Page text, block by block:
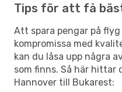
Tips för att få
Att spara pengar på
kompromissa med
kan du låsa upp några
som finns. Så här
Hannover till Bukarest: